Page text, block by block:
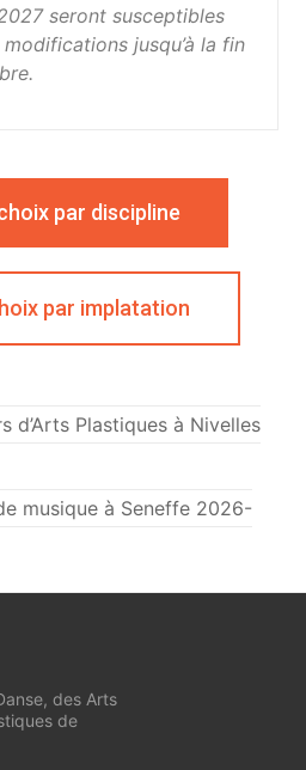
seront susceptibles
jusqu’à la fin
par discipline
par implatation
d’Arts Plastiques à Nivelles
musique à Seneffe 2026-
des Arts
de